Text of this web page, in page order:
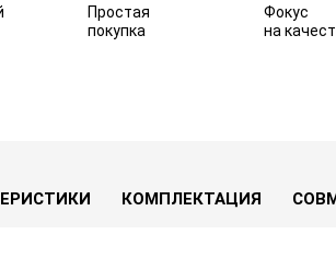
Простая
покупка
Фокус
на
В сравнение В избранное
КОМПЛЕКТАЦИЯ